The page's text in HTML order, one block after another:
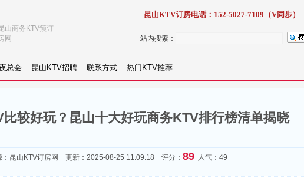
站内搜索：
总会 昆山KTV招聘 联系方式 热门KTV推荐
山商务KTV预订
网
昆山KTV订房电话：152-5027-7109（V同步）
比较好玩？昆山十大好玩商务KTV排行榜清单揭晓
昆山KTV订房网 更新：2025-08-25 11:09:18 评分： 89 人气：49